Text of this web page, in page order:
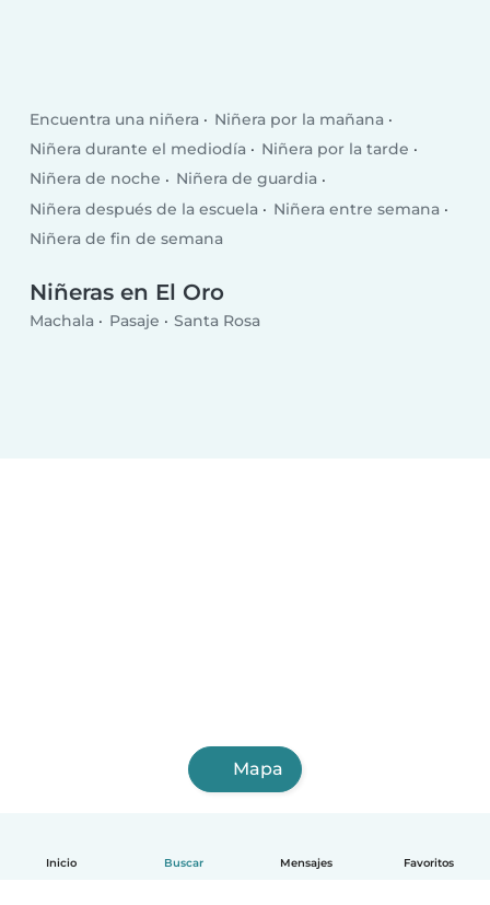
Inicio Buscar Mensajes Favoritos
Encuentra una niñera
Niñera por la mañana
Niñera durante el mediodía
Niñera por la tarde
Niñera de noche
Niñera de guardia
Niñera después de la escuela
Niñera entre semana
Niñera de fin de semana
Niñeras en El Oro
Machala Pasaje Santa Rosa
Mapa